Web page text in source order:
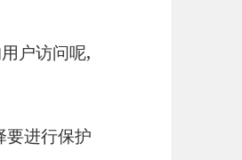
户访问呢,
进行保护